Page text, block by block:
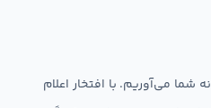
شما می‌آوریم. با افتخار اعلام